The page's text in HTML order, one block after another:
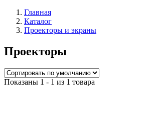
Главная
Каталог
Проекторы и экраны
Проекторы
Показаны 1 - 1 из 1 товара